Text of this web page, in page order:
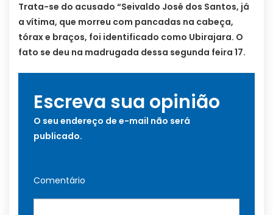
Trata-se do acusado “Seivaldo José dos Santos, já
a vítima, que morreu com pancadas na cabeça,
tórax e braços, foi identificado como Ubirajara. O
fato se deu na madrugada dessa segunda feira 17.
Escreva sua opinião
O seu endereço de e-mail não será
publicado.
Comentário